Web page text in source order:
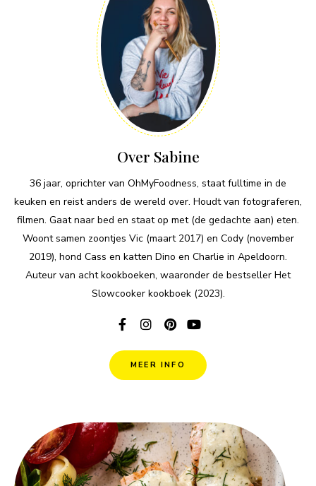
Over Sabine
36 jaar, oprichter van OhMyFoodness, staat fulltime in de
keuken en reist anders de wereld over. Houdt van fotograferen,
filmen. Gaat naar bed en staat op met (de gedachte aan) eten.
Woont samen zoontjes Vic (maart 2017) en Cody (november
2019), hond Cass en katten Dino en Charlie in Apeldoorn.
Auteur van acht kookboeken, waaronder de bestseller Het
Slowcooker kookboek (2023).
MEER INFO